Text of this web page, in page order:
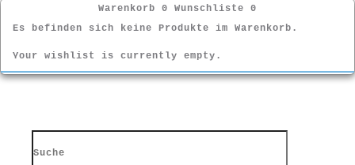
Warenkorb 0 Wunschliste 0
Es befinden sich keine Produkte im Warenkorb.
Your wishlist is currently empty.
for: